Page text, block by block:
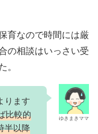
育なので時間には厳
の相談はいっさい受
。
ゆきまきママ
ります
比較的
半以降